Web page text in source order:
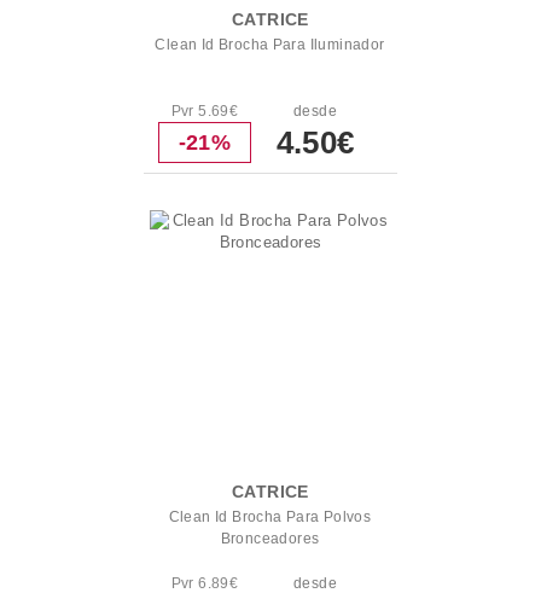
CATRICE
Clean Id Brocha Para Iluminador
Pvr 5.69€
-21%
desde
4.50€
CATRICE
Clean Id Brocha Para Polvos
Bronceadores
Pvr 6.89€ desde